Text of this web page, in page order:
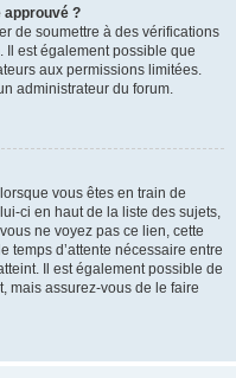
approuvé ?
de soumettre à des vérifications
Il est également possible que
aux permissions limitées.
administrateur du forum.
vous êtes en train de
ci en haut de la liste des sujets,
ne voyez pas ce lien, cette
temps d’attente nécessaire entre
Il est également possible de
mais assurez-vous de le faire